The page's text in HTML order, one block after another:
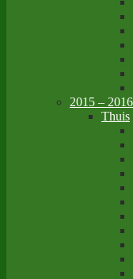
2015 – 2016
Thuis